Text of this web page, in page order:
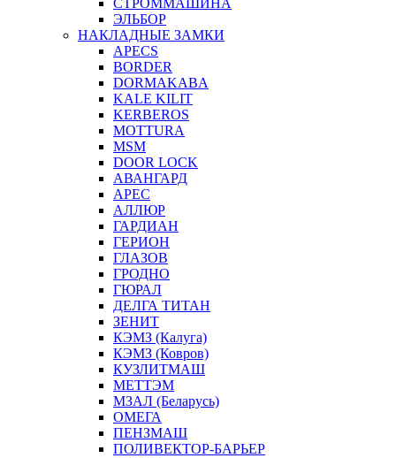
ЭЛЬБОР
НАКЛАДНЫЕ ЗАМКИ
APECS
BORDER
DORMAKABA
KALE KILIT
KERBEROS
MOTTURA
MSM
DOOR LOCK
АВАНГАРД
АРЕС
АЛЛЮР
ГАРДИАН
ГЕРИОН
ГЛАЗОВ
ГРОДНО
ГЮРАЛ
ДЕЛГА ТИТАН
ЗЕНИТ
КЭМЗ (Калуга)
КЭМЗ (Ковров)
КУЗЛИТМАШ
МЕТТЭМ
МЗАЛ (Беларусь)
ОМЕГА
ПЕНЗМАШ
ПОЛИВЕКТОР-БАРЬЕР